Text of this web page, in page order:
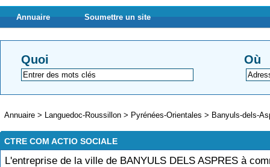
Annuaire Soumettre un site
Quoi Où
Annuaire > Languedoc-Roussillon > Pyrénées-Orientales > Banyuls-dels-
CTRE COM ACTIO SOCIALE
L'entreprise de la ville de BANYULS DELS ASPRES à